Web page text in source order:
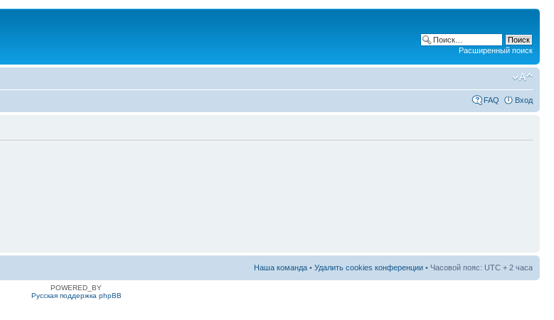
Расширенный поиск
FAQ Вход
Наша команда • Удалить cookies конференции • Часовой пояс: UTC + 2 часа
POWERED_BY
Русская поддержка phpBB